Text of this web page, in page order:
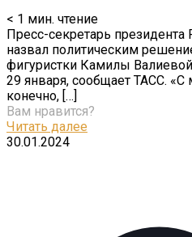
< 1 мин. чтение
Пресс-секретарь
назвал политическим
фигуристки Камилы
29 января, сообщает ТАСС. «С
конечно, […]
Вам нравится?
Читать далее
30.01.2024